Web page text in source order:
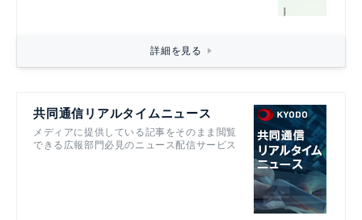
詳細を見る
共同通信リアルタイムニュース
メディアに提供している記事をそのまま閲覧
できる広報部門必見のニュース配信サービス